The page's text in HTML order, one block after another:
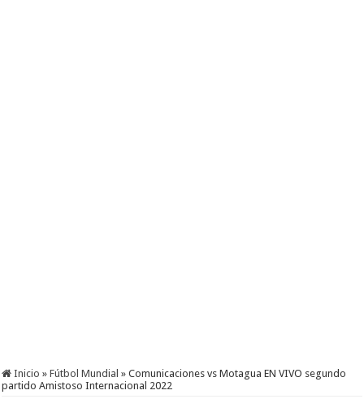
Inicio » Fútbol Mundial » Comunicaciones vs Motagua EN VIVO segundo
partido Amistoso Internacional 2022